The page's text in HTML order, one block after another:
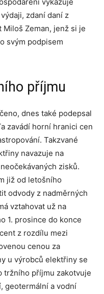
zdaní daní z
Zeman, jenž si je
svým podpisem
příjmu
dnes také podepsal
zavádí horní hranici cen
Takzvané
navazuje na
zisků.
již od letošního
odvody z nadměrných
vztahovat už na
1. prosince do konce
z rozdílu mezi
cenou za
u výrobců elektřiny se
tržního příjmu zakotvuje
geotermální a vodní